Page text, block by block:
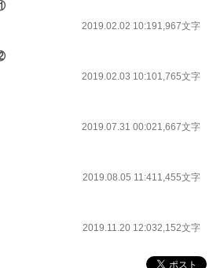
2019.02.02 10:191,967文字
2019.02.03 10:101,765文字
2019.07.31 00:021,667文字
2019.08.05 11:411,455文字
2019.11.20 12:032,152文字